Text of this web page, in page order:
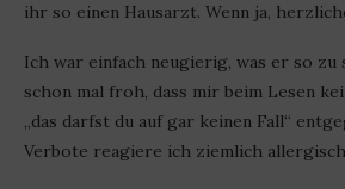
ihr so einen Hausarzt. Wenn ja,
Ich war einfach neugierig, was er so zu
schon mal froh, dass mir beim Lesen
„das darfst du auf gar keinen Fall“
Verbote reagiere ich ziemlich